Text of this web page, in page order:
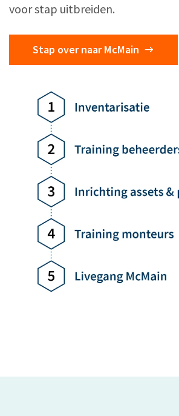
voor stap uitbreiden.
Stap over naar McMain